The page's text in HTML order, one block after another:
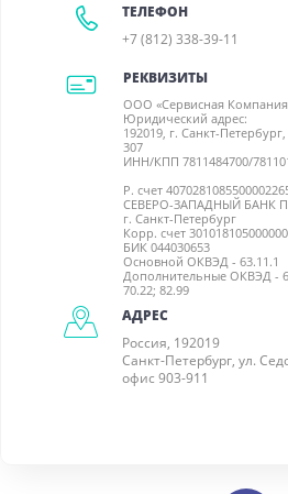
АДРЕС
Россия, 192019
Санкт-Петербург, ул.
офис 903-911
ТЕЛЕФОН
+7 (812) 338-39-11
РЕКВИЗИТЫ
ООО «Сервисная
Юридический адрес:
192019, г. Санкт-
307
ИНН/КПП 7811484700/
Р. счет
СЕВЕРО-ЗАПАДНЫЙ БАНК
г. Санкт-Петербург
Корр. счет
БИК 044030653
Основной ОКВЭД - 63.11.1
Дополнительные ОКВЭД -
70.22; 82.99